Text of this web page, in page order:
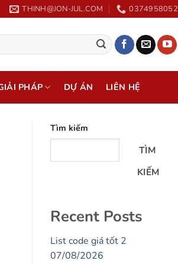
THINH@JON-JUL.COM 0374958052
PHÁP DỰ ÁN LIÊN HỆ
Tìm kiếm
TÌM
KIẾM
Recent Posts
List code giá tốt 2
07/08/2026